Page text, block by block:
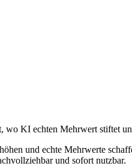
wo KI echten Mehrwert stiftet
und echte Mehrwerte
und sofort nutzbar.